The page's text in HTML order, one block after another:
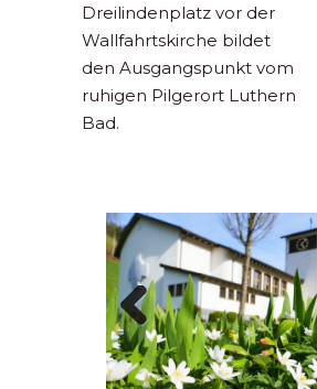
Dreilindenplatz vor der
Wallfahrtskirche bildet
den Ausgangspunkt vom
ruhigen Pilgerort Luthern
Bad.
Previous